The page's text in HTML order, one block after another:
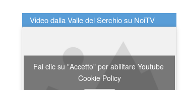
Video dalla Valle del Serchio su NoiTV
Fai clic su "Accetto" per abilitare Youtube
Cookie Policy